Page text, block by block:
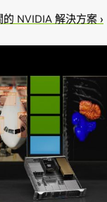
NVIDIA 解決方案 ›